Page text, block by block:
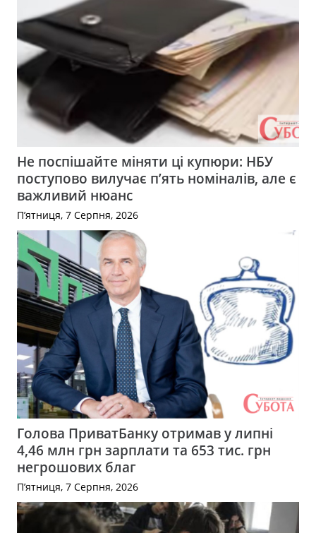
Не поспішайте міняти ці купюри: НБУ
поступово вилучає п’ять номіналів, але є
важливий нюанс
П’ятниця, 7 Серпня, 2026
Голова ПриватБанку отримав у липні
4,46 млн грн зарплати та 653 тис. грн
негрошових благ
П’ятниця, 7 Серпня, 2026